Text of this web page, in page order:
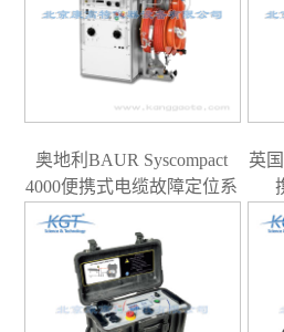
奥地利BAUR Syscompact
4000便携式电缆故障定位系
英